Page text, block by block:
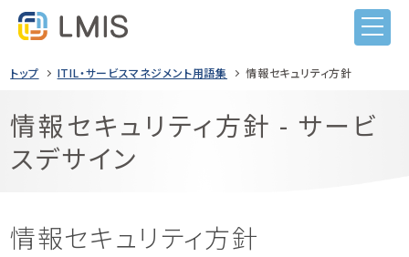
LMISとは
目的から選ぶ
トップ ITIL・サービスマネジメント用語集 情報セキュリティ方針
情報セキュリティ方針 - サービ
スデサイン
情報セキュリティ方針